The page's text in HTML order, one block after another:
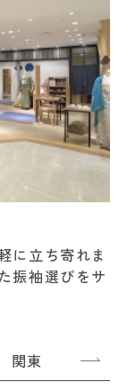
に立ち寄れま
振袖選びをサ
関東